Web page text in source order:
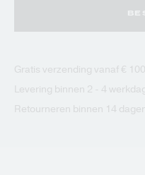
Gratis verzending vanaf € 100
Levering binnen 2 - 4
Retourneren binnen 14